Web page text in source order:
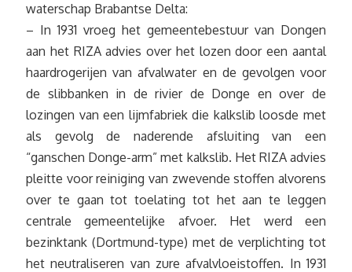
waterschap Brabantse Delta:
– In 1931 vroeg het gemeentebestuur van Dongen
aan het RIZA advies over het lozen door een aantal
haardrogerijen van afvalwater en de gevolgen voor
de slibbanken in de rivier de Donge en over de
lozingen van een lijmfabriek die kalkslib loosde met
als gevolg de naderende afsluiting van een
“ganschen Donge-arm” met kalkslib. Het RIZA advies
pleitte voor reiniging van zwevende stoffen alvorens
over te gaan tot toelating tot het aan te leggen
centrale gemeentelijke afvoer. Het werd een
bezinktank (Dortmund-type) met de verplichting tot
het neutraliseren van zure afvalvloeistoffen. In 1931